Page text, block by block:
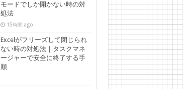
モードでしか開かない時の対
処法
15時間 ago
Excelがフリーズして閉じられ
ない時の対処法｜タスクマネ
ージャーで安全に終了する手
順